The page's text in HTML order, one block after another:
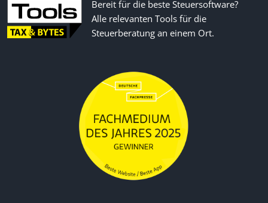
Bereit für die beste Steuersoftware?
Alle relevanten Tools für die
Steuerberatung an einem Ort.